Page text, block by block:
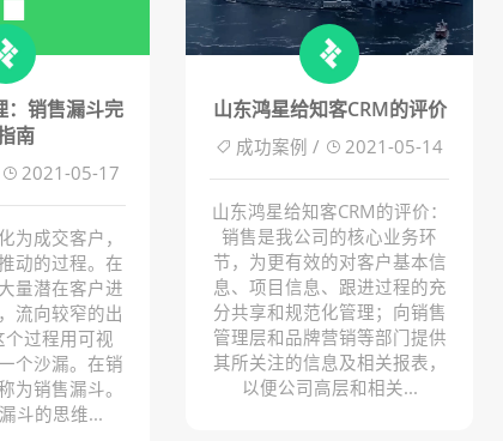
：销售漏斗完
南
2021-05-17
为成交客户，
动的过程。在
量潜在客户进
流向较窄的出
个过程用可视
个沙漏。在销
为销售漏斗。
斗的思维...
山东鸿星给知客CRM的评价
成功案例 / 2021-05-14
山东鸿星给知客CRM的评价：
销售是我公司的核心业务环
节，为更有效的对客户基本信
息、项目信息、跟进过程的充
分共享和规范化管理；向销售
管理层和品牌营销等部门提供
其所关注的信息及相关报表，
以便公司高层和相关...